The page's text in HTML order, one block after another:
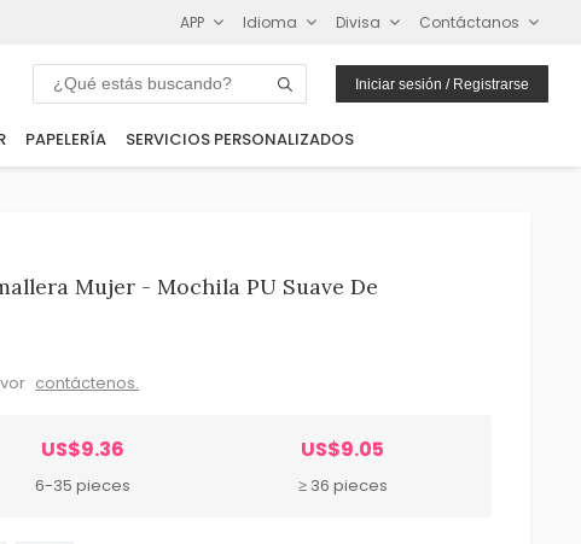
APP Idioma Divisa Contáctanos
Iniciar sesión / Registrarse
PAPELERÍA SERVICIOS PERSONALIZADOS
Mujer - Mochila PU Suave De
contáctenos.
US$9.36
6-35 pieces
US$9.05
≥ 36 pieces